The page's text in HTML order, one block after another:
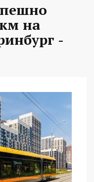
на
-